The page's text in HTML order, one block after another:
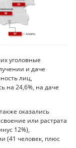
уголовные
и даче
лиц,
на 24,6%, на даче
оказались
или растрата
12%),
(41 человек, плюс